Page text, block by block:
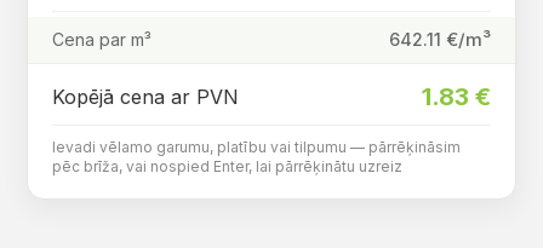
Cena par m³ 642.11 €/m³
Kopējā cena ar PVN 1.83 €
Ievadi vēlamo garumu, platību vai tilpumu — pārrēķināsim
pēc brīža, vai nospied Enter, lai pārrēķinātu uzreiz